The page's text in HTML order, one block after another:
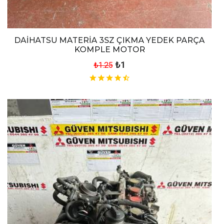
DAİHATSU MATERİA 3SZ ÇIKMA YEDEK PARÇA
KOMPLE MOTOR
₺1.25 ₺1